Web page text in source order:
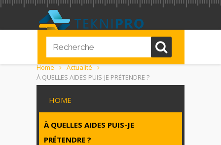
Home
Actualité
À QUELLES AIDES PUIS-JE PRÉTENDRE ?
HOME
À QUELLES AIDES PUIS-JE
PRÉTENDRE ?